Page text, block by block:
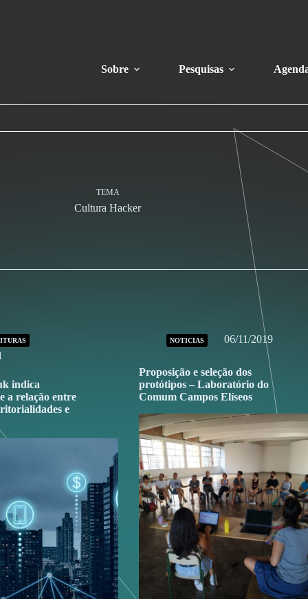
Sobre Pesquisas
TEMA
Cultura Hacker
indica
a relação entre
e
NOTICIAS 06/11/2019
Proposição e seleção dos
protótipos – Laboratório do
Comum Campos Elíseos